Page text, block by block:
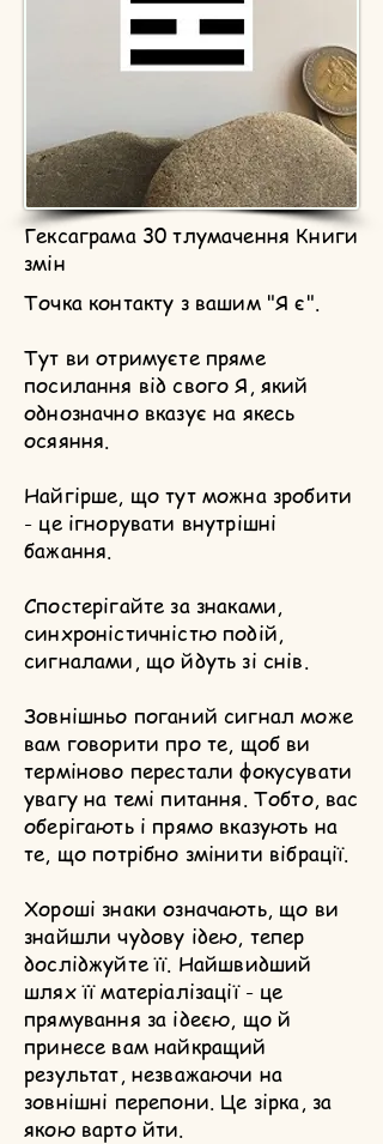
Гексаграма 30 тлумачення Книги
змін
Точка контакту з вашим "Я є".
Тут ви отримуєте пряме
посилання від свого Я, який
однозначно вказує на якесь
осяяння.
Найгірше, що тут можна зробити
- це ігнорувати внутрішні
бажання.
Спостерігайте за знаками,
синхроністичністю подій,
сигналами, що йдуть зі снів.
Зовнішньо поганий сигнал може
вам говорити про те, щоб ви
терміново перестали фокусувати
увагу на темі питання. Тобто, вас
оберігають і прямо вказують на
те, що потрібно змінити вібрації.
Хороші знаки означають, що ви
знайшли чудову ідею, тепер
досліджуйте її. Найшвидший
шлях її матеріалізації - це
прямування за ідеєю, що й
принесе вам найкращий
результат, незважаючи на
зовнішні перепони. Це зірка, за
якою варто йти.